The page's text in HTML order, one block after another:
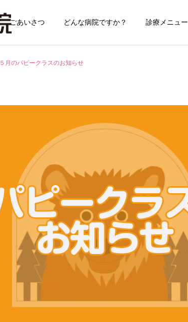
ごあいさつ どんな病院ですか？ 診療メニュー
５月のパピークラスのお知らせ